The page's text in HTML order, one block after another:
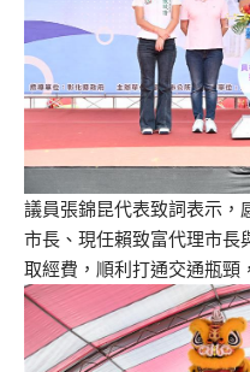
議員張錦昆代表致詞表示，
市長、現任賴致富代理市長
取經費，順利打通交通瓶頸